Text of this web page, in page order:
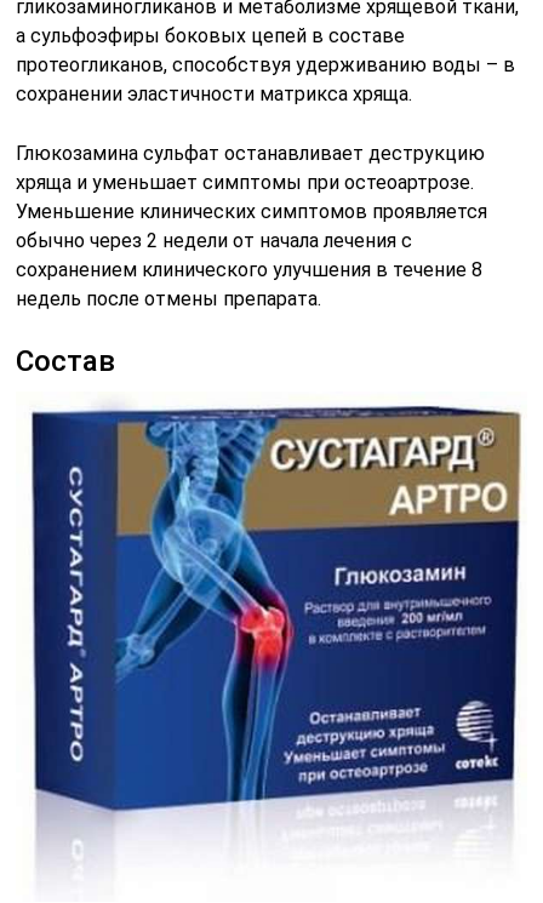
гликозаминогликанов и метаболизме хрящевой ткани,
а сульфоэфиры боковых цепей в составе
протеогликанов, способствуя удерживанию воды – в
сохранении эластичности матрикса хряща.
Глюкозамина сульфат останавливает деструкцию
хряща и уменьшает симптомы при остеоартрозе.
Уменьшение клинических симптомов проявляется
обычно через 2 недели от начала лечения с
сохранением клинического улучшения в течение 8
недель после отмены препарата.
Состав